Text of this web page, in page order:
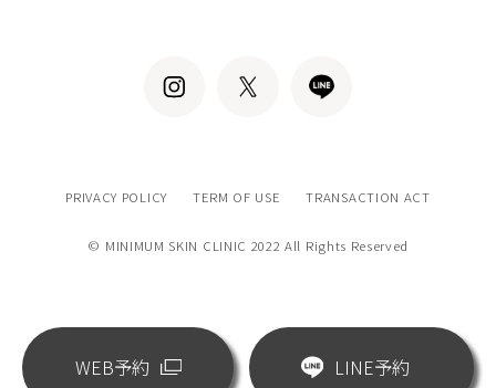
PRIVACY POLICY TERM OF USE TRANSACTION ACT
© MINIMUM SKIN CLINIC 2022 All Rights Reserved
WEB予約 LINE予約